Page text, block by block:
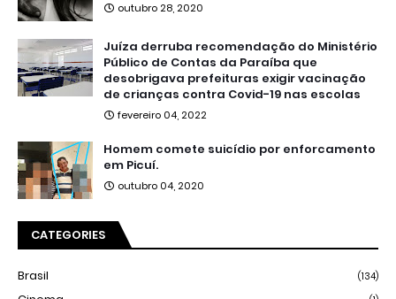
outubro 28, 2020
Juíza derruba recomendação do Ministério
Público de Contas da Paraíba que
desobrigava prefeituras exigir vacinação
de crianças contra Covid-19 nas escolas
fevereiro 04, 2022
Homem comete suicídio por enforcamento
em Picuí.
outubro 04, 2020
CATEGORIES
Brasil (134)